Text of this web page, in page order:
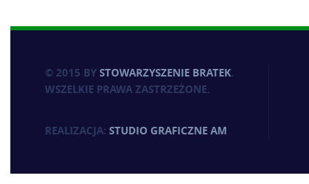
© 2015 BYSTOWARZYSZENIE BRATEK.
WSZELKIE PRAWA ZASTRZEŻONE.
REALIZACJA: STUDIO GRAFICZNE AM